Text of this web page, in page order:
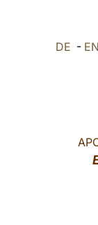
DE - EN